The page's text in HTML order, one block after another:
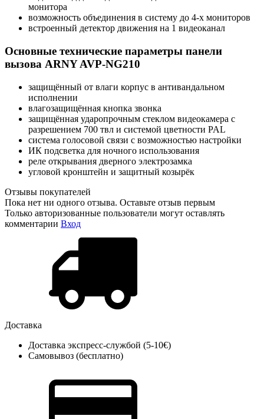
монитора
возможность объединения в систему до 4-х мониторов
встроенный детектор движения на 1 видеоканал
Основные технические параметры панели
вызова ARNY AVP-NG210
защищённый от влаги корпус в антивандальном
исполнении
влагозащищённая кнопка звонка
защищённая ударопрочным стеклом видеокамера с
разрешением 700 твл и системой цветности PAL
система голосовой связи с возможностью настройки
ИК подсветка для ночного использования
реле открывания дверного электрозамка
угловой кронштейн и защитный козырёк
Отзывы покупателей
Пока нет ни одного отзыва. Оставьте отзыв первым
Только авторизованные пользователи могут оставлять
комментарии Вход
Доставка
Доставка экспресс-службой (5-10€)
Самовывоз (бесплатно)